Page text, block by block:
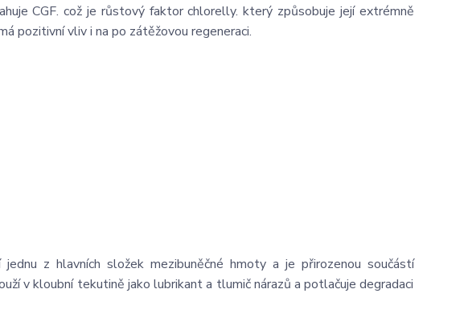
CGF. což je růstový faktor chlorelly. který způsobuje její extrémně
pozitivní vliv i na po zátěžovou regeneraci.
z hlavních složek mezibuněčné hmoty a je přirozenou součástí
v kloubní tekutině jako lubrikant a tlumič nárazů a potlačuje degradaci